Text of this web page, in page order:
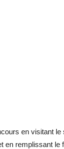
en visitant le
en remplissant le